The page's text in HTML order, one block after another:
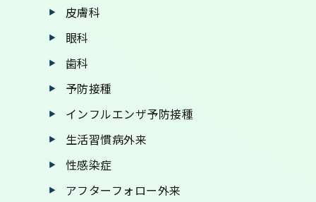
皮膚科
眼科
歯科
予防接種
インフルエンザ予防接種
生活習慣病外来
性感染症
アフターフォロー外来